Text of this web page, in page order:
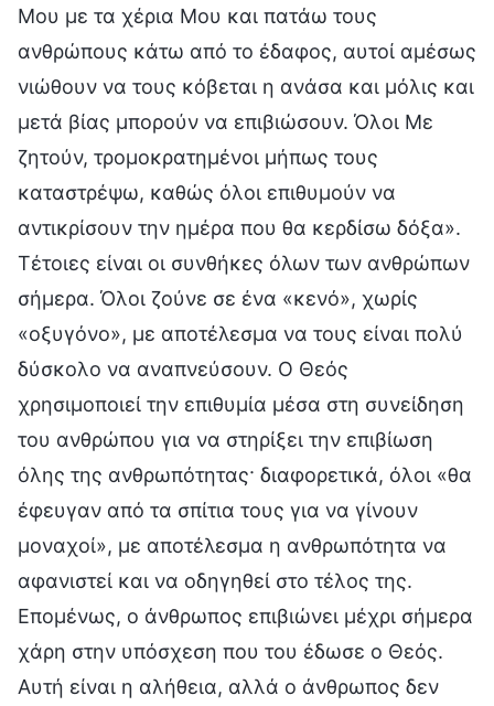
Μου με τα χέρια Μου και πατάω τους
ανθρώπους κάτω από το έδαφος, αυτοί αμέσως
νιώθουν να τους κόβεται η ανάσα και μόλις και
μετά βίας μπορούν να επιβιώσουν. Όλοι Με
ζητούν, τρομοκρατημένοι μήπως τους
καταστρέψω, καθώς όλοι επιθυμούν να
αντικρίσουν την ημέρα που θα κερδίσω δόξα».
Τέτοιες είναι οι συνθήκες όλων των ανθρώπων
σήμερα. Όλοι ζούνε σε ένα «κενό», χωρίς
«οξυγόνο», με αποτέλεσμα να τους είναι πολύ
δύσκολο να αναπνεύσουν. Ο Θεός
χρησιμοποιεί την επιθυμία μέσα στη συνείδηση
του ανθρώπου για να στηρίξει την επιβίωση
όλης της ανθρωπότητας· διαφορετικά, όλοι «θα
έφευγαν από τα σπίτια τους για να γίνουν
μοναχοί», με αποτέλεσμα η ανθρωπότητα να
αφανιστεί και να οδηγηθεί στο τέλος της.
Επομένως, ο άνθρωπος επιβιώνει μέχρι σήμερα
χάρη στην υπόσχεση που του έδωσε ο Θεός.
Αυτή είναι η αλήθεια, αλλά ο άνθρωπος δεν